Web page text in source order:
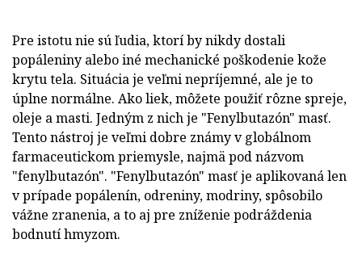
Pre istotu nie sú ľudia, ktorí by nikdy dostali
popáleniny alebo iné mechanické poškodenie kože
krytu tela. Situácia je veľmi nepríjemné, ale je to
úplne normálne. Ako liek, môžete použiť rôzne spreje,
oleje a masti. Jedným z nich je "Fenylbutazón" masť.
Tento nástroj je veľmi dobre známy v globálnom
farmaceutickom priemysle, najmä pod názvom
"fenylbutazón". "Fenylbutazón" masť je aplikovaná len
v prípade popálenín, odreniny, modriny, spôsobilo
vážne zranenia, a to aj pre zníženie podráždenia
bodnutí hmyzom.